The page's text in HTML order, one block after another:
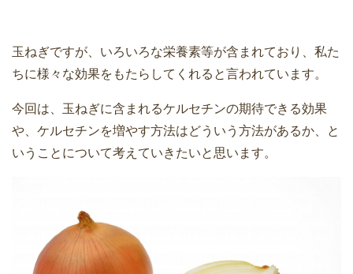
玉ねぎですが、いろいろな栄養素等が含まれており、私た
ちに様々な効果をもたらしてくれると言われています。
今回は、玉ねぎに含まれるケルセチンの期待できる効果
や、ケルセチンを増やす方法はどういう方法があるか、と
いうことについて考えていきたいと思います。